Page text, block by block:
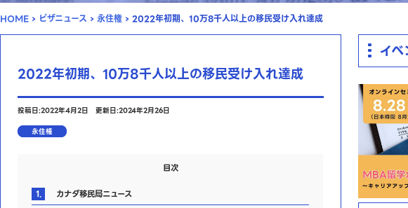
HOME › ビザニュース › 永住権 › 2022年初期、10万8千人以上の移民受け入れ達成
2022年初期、10万8千人以上の移民受け入れ達成
投稿日:2022年4月2日
更新日:2024年2月26日
永住権
目次
1.
カナダ移民局ニュース
イ